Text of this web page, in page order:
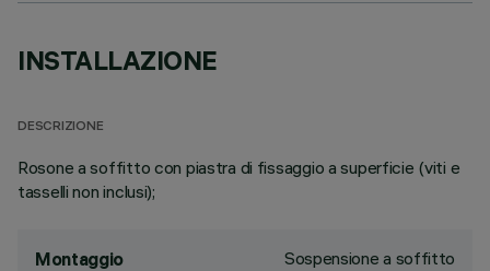
INSTALLAZIONE
DESCRIZIONE
Rosone a soffitto con piastra di fissaggio a superficie (viti e
tasselli non inclusi);
Montaggio Sospensione a soffitto